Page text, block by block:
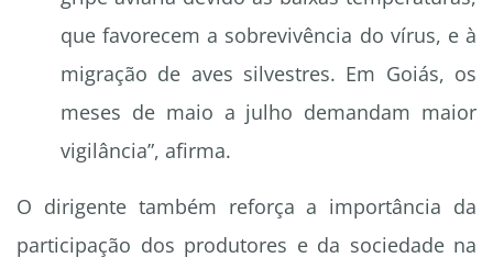
que favorecem a sobrevivência do vírus, e à
migração de aves silvestres. Em Goiás, os
meses de maio a julho demandam maior
vigilância”, afirma.
O dirigente também reforça a importância da
participação dos produtores e da sociedade na